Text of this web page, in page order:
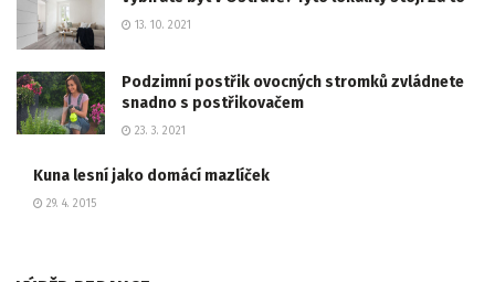
13. 10. 2021
Podzimní postřik ovocných stromků zvládnete
snadno s postřikovačem
23. 3. 2021
Kuna lesní jako domácí mazlíček
29. 4. 2015